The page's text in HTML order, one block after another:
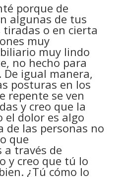
porque de
algunas de tus
o en cierta
muy
muy lindo
no hecho para
igual manera,
posturas en los
repente se ven
y creo que la
el dolor es algo
de las personas no
que
través de
y creo que tú lo
¿Tú cómo lo